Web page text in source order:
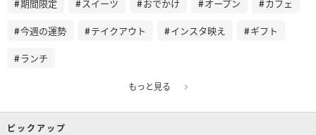
期間限定 スイーツ おでかけ オープン カフェ
今週の運勢 テイクアウト インスタ映え ギフト
ランチ
もっと見る
ピックアップ